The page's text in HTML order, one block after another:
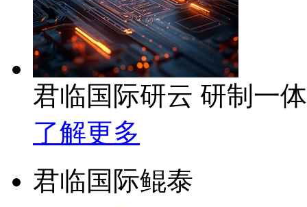
君临国际研云 研制一
了解更多
君临国际鲲泰